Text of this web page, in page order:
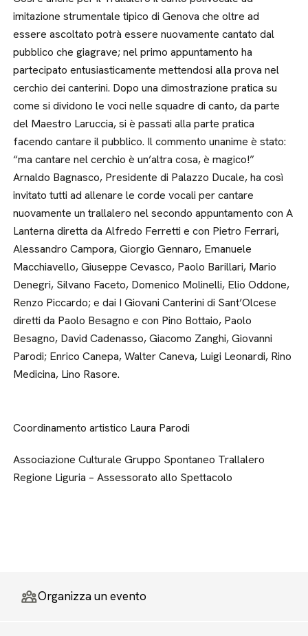
imitazione strumentale tipico di Genova che oltre ad
essere ascoltato potrà essere nuovamente cantato dal
pubblico che giagrave; nel primo appuntamento ha
partecipato entusiasticamente mettendosi alla prova nel
cerchio dei canterini. Dopo una dimostrazione pratica su
come si dividono le voci nelle squadre di canto, da parte
del Maestro Laruccia, si è passati alla parte pratica
facendo cantare il pubblico. Il commento unanime è stato:
“ma cantare nel cerchio è un’altra cosa, è magico!”
Arnaldo Bagnasco, Presidente di Palazzo Ducale, ha così
invitato tutti ad allenare le corde vocali per cantare
nuovamente un trallalero nel secondo appuntamento con A
Lanterna diretta da Alfredo Ferretti e con Pietro Ferrari,
Alessandro Campora, Giorgio Gennaro, Emanuele
Macchiavello, Giuseppe Cevasco, Paolo Barillari, Mario
Denegri, Silvano Faceto, Domenico Molinelli, Elio Oddone,
Renzo Piccardo; e dai I Giovani Canterini di Sant’Olcese
diretti da Paolo Besagno e con Pino Bottaio, Paolo
Besagno, David Cadenasso, Giacomo Zanghi, Giovanni
Parodi; Enrico Canepa, Walter Caneva, Luigi Leonardi, Rino
Medicina, Lino Rasore.
Coordinamento artistico Laura Parodi
Associazione Culturale Gruppo Spontaneo Trallalero
Regione Liguria – Assessorato allo Spettacolo
Organizza un evento